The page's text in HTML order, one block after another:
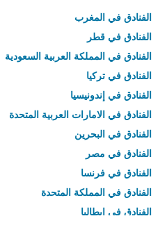
الفنادق في المغرب
الفنادق في قطر
الفنادق في المملكة العربية السعودية
الفنادق في تركيا
الفنادق في إندونيسيا
الفنادق في الامارات العربية المتحدة
الفنادق في البحرين
الفنادق في مصر
الفنادق في فرنسا
الفنادق في المملكة المتحدة
الفنادق في إيطاليا